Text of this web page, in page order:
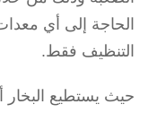
الحاجة إلى أي
التنظيف فقط.
حيث يستطيع البخار